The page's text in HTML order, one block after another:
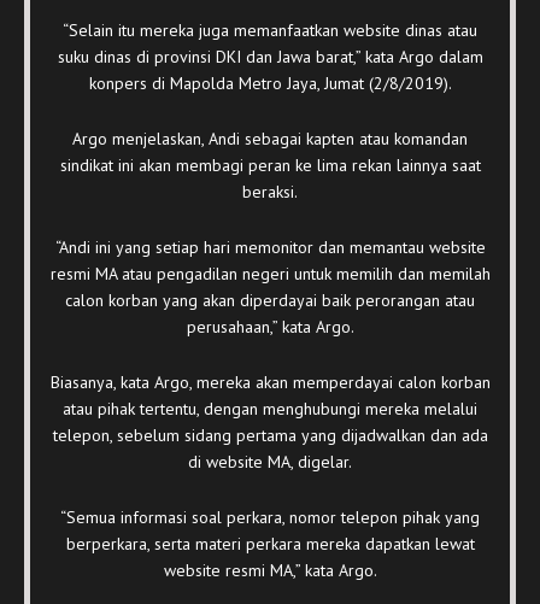
“Selain itu mereka juga memanfaatkan website dinas atau
suku dinas di provinsi DKI dan Jawa barat,” kata Argo dalam
konpers di Mapolda Metro Jaya, Jumat (2/8/2019).
Argo menjelaskan, Andi sebagai kapten atau komandan
sindikat ini akan membagi peran ke lima rekan lainnya saat
beraksi.
“Andi ini yang setiap hari memonitor dan memantau website
resmi MA atau pengadilan negeri untuk memilih dan memilah
calon korban yang akan diperdayai baik perorangan atau
perusahaan,” kata Argo.
Biasanya, kata Argo, mereka akan memperdayai calon korban
atau pihak tertentu, dengan menghubungi mereka melalui
telepon, sebelum sidang pertama yang dijadwalkan dan ada
di website MA, digelar.
“Semua informasi soal perkara, nomor telepon pihak yang
berperkara, serta materi perkara mereka dapatkan lewat
website resmi MA,” kata Argo.